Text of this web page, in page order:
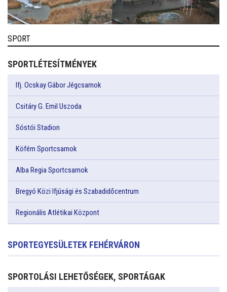
SPORT
SPORTLÉTESÍTMÉNYEK
Ifj. Ocskay Gábor Jégcsarnok
Csitáry G. Emil Uszoda
Sóstói Stadion
Köfém Sportcsarnok
Alba Regia Sportcsarnok
Bregyó Közi Ifjúsági és Szabadidőcentrum
Regionális Atlétikai Központ
SPORTEGYESÜLETEK FEHÉRVÁRON
SPORTOLÁSI LEHETŐSÉGEK, SPORTÁGAK